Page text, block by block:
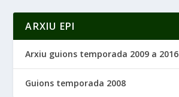
ARXIU EPI
Arxiu guions temporada 2009 a 2016
Guions temporada 2008